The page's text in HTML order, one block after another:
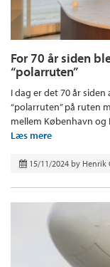
For 70 år siden
“polarruten”
I dag er det 70 år
“polarruten” på ruten
mellem København og
Læs mere
15/11/2024 by Henrik